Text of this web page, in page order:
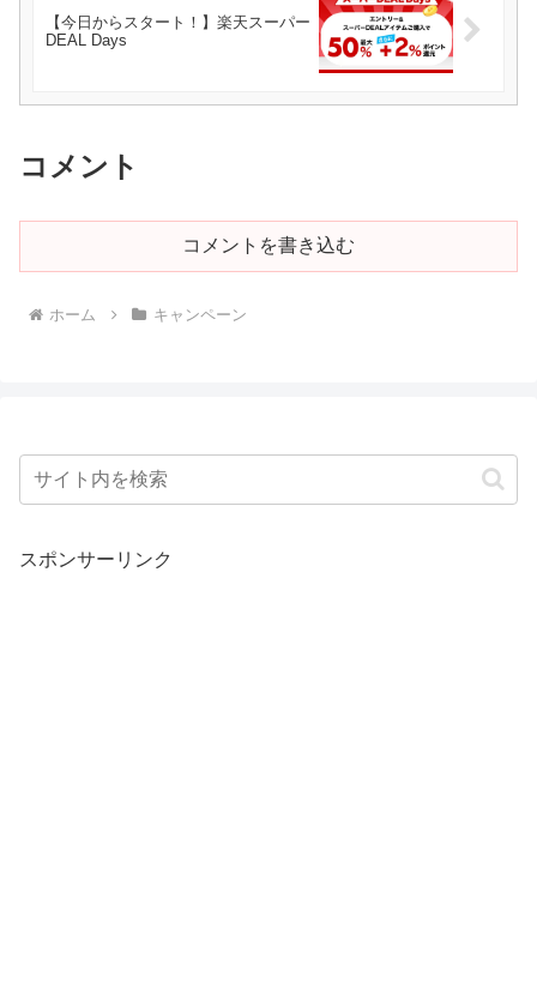
【今日からスタート！】楽天スーパー
DEAL Days
コメント
コメントを書き込む
ホーム キャンペーン
スポンサーリンク